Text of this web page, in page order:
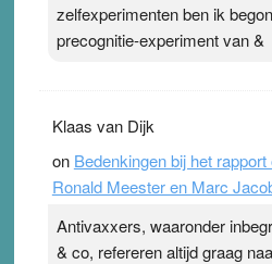
zelfexperimenten ben ik
precognitie-experiment van &
Klaas van Dijk
on Bedenkingen bij het
Ronald Meester en Marc
Antivaxxers, waaronder
& co, refereren altijd graag